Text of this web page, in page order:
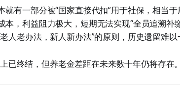
就有一部分被“国家直接代扣”用于社保，相当于
本，利益阻力极大，短期无法实现“全员追溯补缴
人老办法，新人新办法”的原则，历史遗留难以
已终结，但养老金差距在未来数十年仍将存在。